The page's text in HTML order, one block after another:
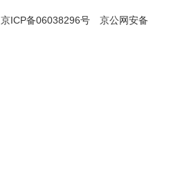
京ICP备06038296号
京公网安备